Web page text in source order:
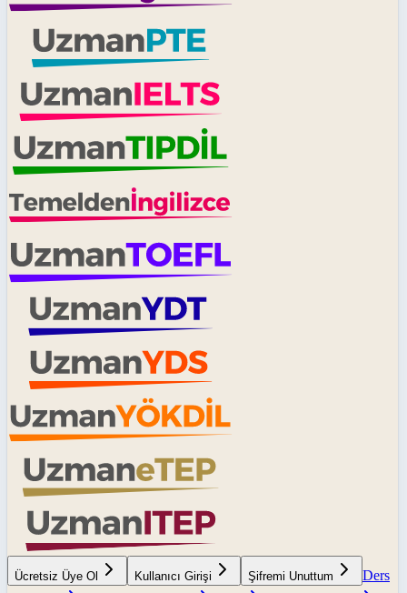
Ücretsiz Üye Ol Kullanıcı Girişi Şifremi Unuttum
Ders